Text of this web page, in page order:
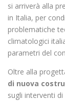
si arriverà alla
in Italia, per
problematiche
climatologici
parametri del
Oltre alla
di nuova
sugli interventi